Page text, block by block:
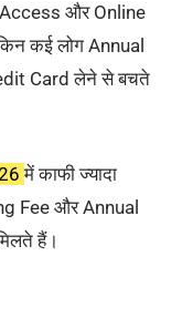
और Online
कई लोग Annual
Card लेने से बचते
में काफी ज्यादा
Fee और Annual
हैं।